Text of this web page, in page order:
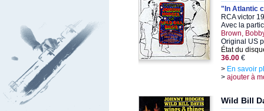
"In Atlantic
RCA victor
Avec la
Brown,
Original US
État du
36.00 €
> En savoir
> ajouter à
Wild Bill